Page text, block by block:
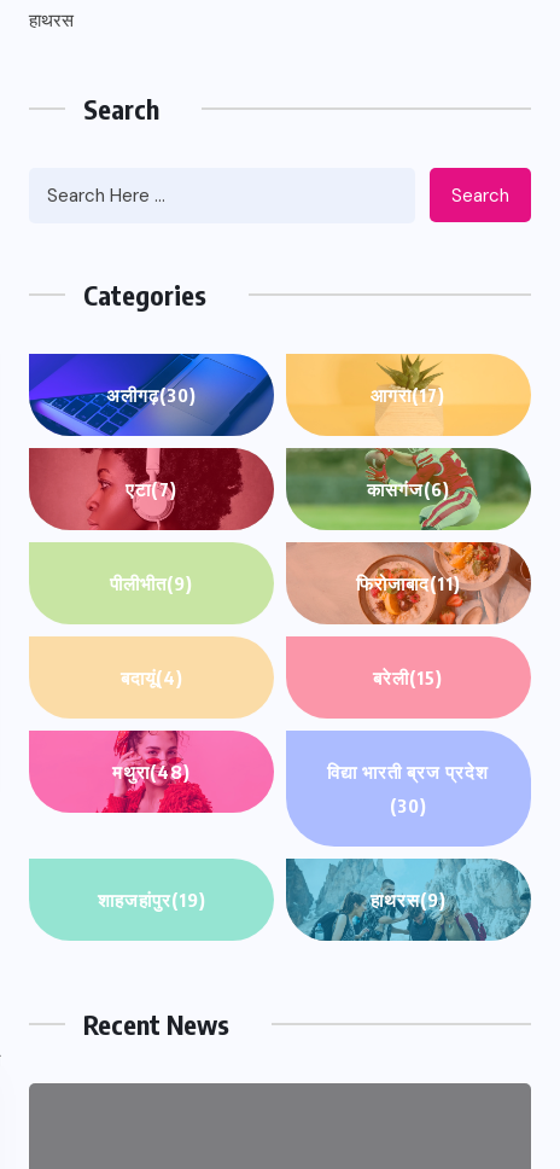
हाथरस
Search
Search
Categories
अलीगढ़(30) आगरा(17)
एटा(7) कासगंज(6)
पीलीभीत(9) फिरोजाबाद(11)
बदायूं(4) बरेली(15)
मथुरा(48)
विद्या भारती ब्रज प्रदेश
(30)
शाहजहांपुर(19) हाथरस(9)
Recent News